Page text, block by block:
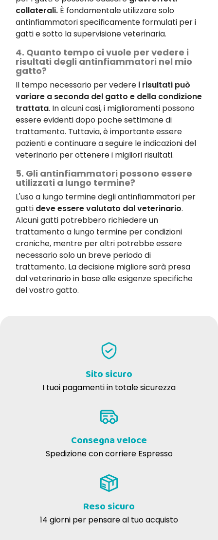
collaterali. È fondamentale utilizzare solo
antinfiammatori specificamente formulati per i
gatti e sotto la supervisione veterinaria.
4. Quanto tempo ci vuole per vedere i
risultati degli antinfiammatori nel mio
gatto?
Il tempo necessario per vedere i risultati può
variare a seconda del gatto e della condizione
trattata. In alcuni casi, i miglioramenti possono
essere evidenti dopo poche settimane di
trattamento. Tuttavia, è importante essere
pazienti e continuare a seguire le indicazioni del
veterinario per ottenere i migliori risultati.
5. Gli antinfiammatori possono essere
utilizzati a lungo termine?
L'uso a lungo termine degli antinfiammatori per
gatti deve essere valutato dal veterinario.
Alcuni gatti potrebbero richiedere un
trattamento a lungo termine per condizioni
croniche, mentre per altri potrebbe essere
necessario solo un breve periodo di
trattamento. La decisione migliore sarà presa
dal veterinario in base alle esigenze specifiche
del vostro gatto.
Sito sicuro
I tuoi pagamenti in totale sicurezza
Consegna veloce
Spedizione con corriere Espresso
Reso sicuro
14 giorni per pensare al tuo acquisto